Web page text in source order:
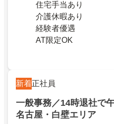
住宅手当あり
介護休暇あり
経験者優遇
AT限定OK
新着正社員
一般事務／14時退社で
名古屋・白壁エリア